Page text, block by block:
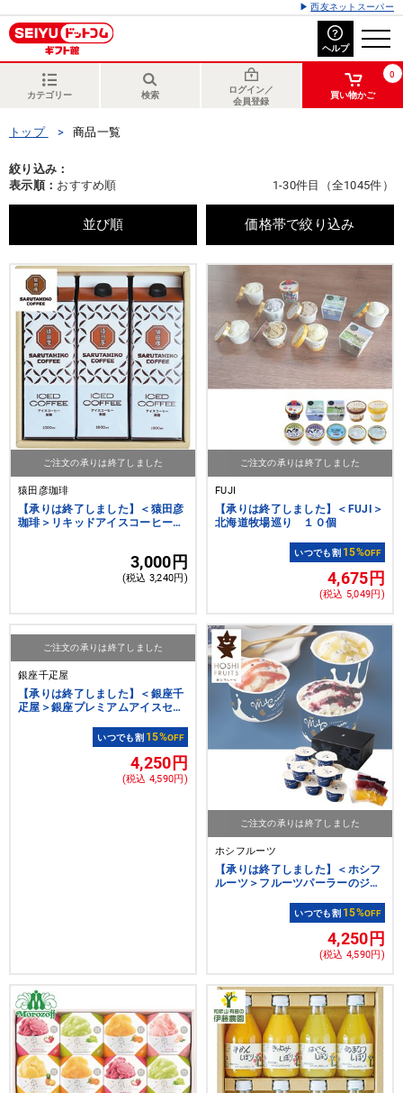
西友ネットスーパー
ヘルプ
カテゴリー 検索
ログイン／
会員登録
0
買い物かご
トップ 商品一覧
絞り込み：
表示順： おすすめ順 1-30件目（全1045件）
並び順 価格帯で絞り込み
ご注文の承りは終了しました
猿田彦珈琲
【承りは終了しました】＜猿田彦
珈琲＞リキッドアイスコーヒーギ
3,000円
(税込 3,240円)
ご注文の承りは終了しました
FUJI
【承りは終了しました】＜FUJI＞
北海道牧場巡り １０個
いつでも割 15%OFF
4,675円
(税込 5,049円)
ご注文の承りは終了しました
銀座千疋屋
【承りは終了しました】＜銀座千
疋屋＞銀座プレミアムアイスセレ
いつでも割 15%OFF
4,250円
(税込 4,590円)
ご注文の承りは終了しました
ホシフルーツ
【承りは終了しました】＜ホシフ
ルーツ＞フルーツパーラーのジャ
いつでも割 15%OFF
4,250円
(税込 4,590円)